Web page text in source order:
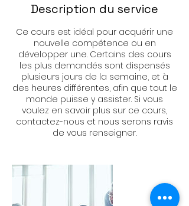
Description du service
Ce cours est idéal pour acquérir une
nouvelle compétence ou en
développer une. Certains des cours
les plus demandés sont dispensés
plusieurs jours de la semaine, et à
des heures différentes, afin que tout le
monde puisse y assister. Si vous
voulez en savoir plus sur ce cours,
contactez-nous et nous serons ravis
de vous renseigner.